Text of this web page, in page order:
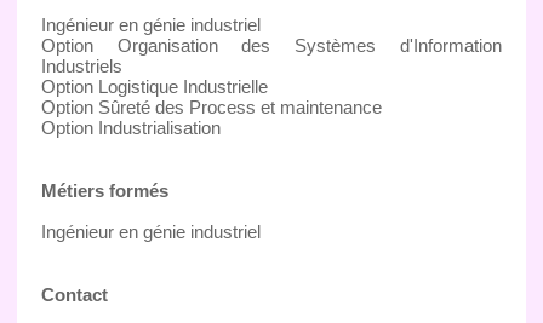
Ingénieur en génie industriel
Option Organisation des Systèmes d'Information
Industriels
Option Logistique Industrielle
Option Sûreté des Process et maintenance
Option Industrialisation
Métiers formés
Ingénieur en génie industriel
Contact